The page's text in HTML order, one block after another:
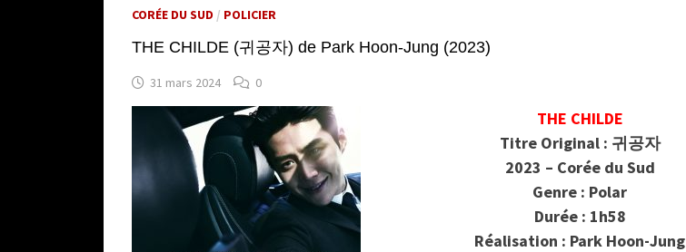
CORÉE DU SUD / POLICIER
THE CHILDE (귀공자) de Park Hoon-Jung (2023)
31 mars 2024 0
THE CHILDE
Titre Original : 귀공자
2023 – Corée du Sud
Genre : Polar
Durée : 1h58
Réalisation : Park Hoon-Jung